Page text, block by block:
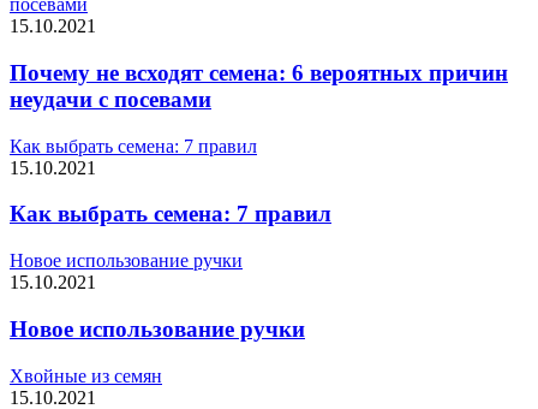
посевами
15.10.2021
Почему не всходят семена: 6 вероятных причин
неудачи с посевами
Как выбрать семена: 7 правил
15.10.2021
Как выбрать семена: 7 правил
Новое использование ручки
15.10.2021
Новое использование ручки
Хвойные из семян
15.10.2021